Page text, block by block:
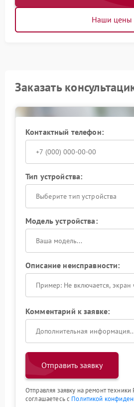
Наши цены
Заказать
Контактный телефон:
Тип устройства:
Выберите тип устройства
Модель устройства:
Описание неисправности:
Комментарий к заявке:
Отправить заявку
Отправляя заявку на ремонт
соглашаетесь с Политикой